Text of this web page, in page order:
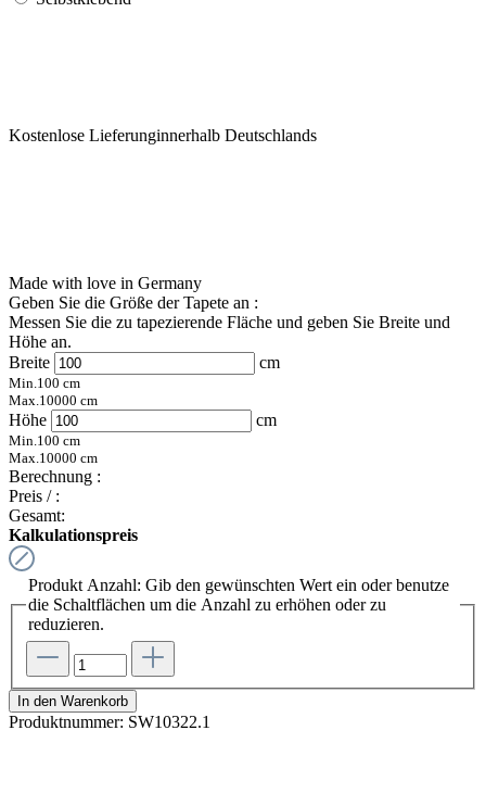
Kostenlose Lieferunginnerhalb Deutschlands
Made with love in Germany
Geben Sie die Größe der Tapete an :
Messen Sie die zu tapezierende Fläche und geben Sie Breite und
Höhe an.
Breite
cm
Min.100 cm
Max.10000 cm
Höhe cm
Min.100 cm
Max.10000 cm
Berechnung :
Preis / :
Gesamt:
Kalkulationspreis
Produkt Anzahl: Gib den gewünschten Wert ein oder benutze
die Schaltflächen um die Anzahl zu erhöhen oder zu
reduzieren.
In den Warenkorb
Produktnummer: SW10322.1